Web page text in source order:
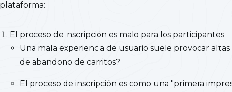
plataforma:
El proceso de inscripción es malo para los participantes
Una mala experiencia de usuario suele provocar altas
de abandono de carritos?
El proceso de inscripción es como una "primera